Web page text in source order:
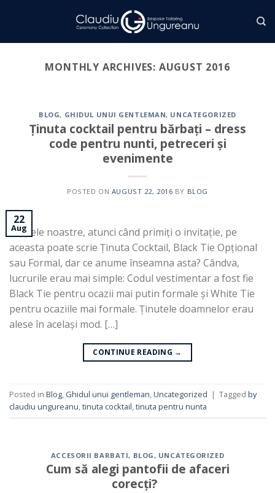
MONTHLY ARCHIVES: AUGUST 2016
BLOG, GHIDUL UNUI GENTLEMAN, UNCATEGORIZED
Ținuta cocktail pentru bărbați – dress
code pentru nunti, petreceri și
evenimente
POSTED ON AUGUST 22, 2016 BY BLOG
22
Aug
În zilele noastre, atunci când primiți o invitație, pe
aceasta poate scrie Ținuta Cocktail, Black Tie Opțional
sau Formal, dar ce anume înseamna asta? Cândva,
lucrurile erau mai simple: Codul vestimentar a fost fie
Black Tie pentru ocazii mai putin formale și White Tie
pentru ocaziile mai formale. Ținutele doamnelor erau
alese în același mod. […]
CONTINUE READING →
Posted in Blog, Ghidul unui gentleman,Uncategorized | Tagged by
claudiu ungureanu,tinuta cocktail,tinuta pentru nunta
ACCESORII BARBATI, BLOG , UNCATEGORIZED
Cum să alegi pantofii de afaceri
corecți?